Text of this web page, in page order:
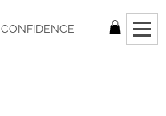
CONFIDENCE